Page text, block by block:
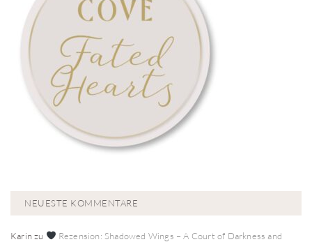
NEUESTE KOMMENTARE
Karinzu
Rezension: Shadowed Wings – A Court of Darkness and